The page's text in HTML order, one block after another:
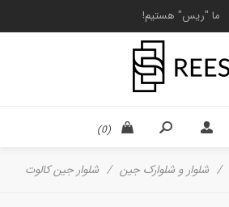
ما "ریس" هستیم!
(0)
/ شلوار و شلوارک جین / شلوار جین کالوت